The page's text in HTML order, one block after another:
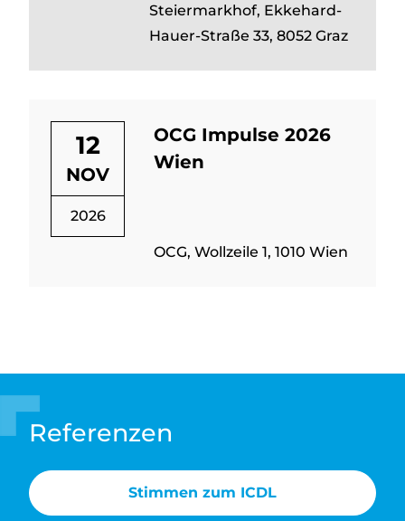
Steiermarkhof, Ekkehard-
Hauer-Straße 33, 8052 Graz
12
NOV
2026
OCG Impulse 2026
Wien
OCG, Wollzeile 1, 1010 Wien
Referenzen
Stimmen zum ICDL